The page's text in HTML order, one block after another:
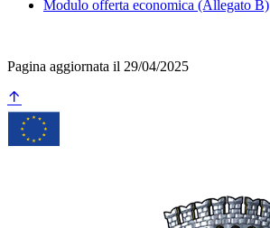
Modulo offerta economica (Allegato B)
Pagina aggiornata il 29/04/2025